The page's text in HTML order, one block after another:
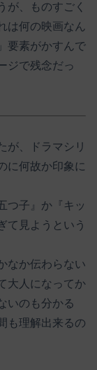
が、ものすごく
は何の映画なん
要素がかすんで
ジで残念だっ
が、ドラマシリ
に何故か印象に
つ子』か『キッ
て見ようという
なか伝わらない
大人になってか
いのも分かる
も理解出来るの